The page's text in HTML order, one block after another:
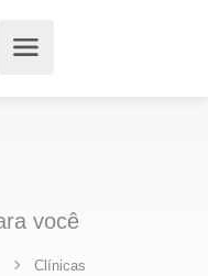
você
Clínicas